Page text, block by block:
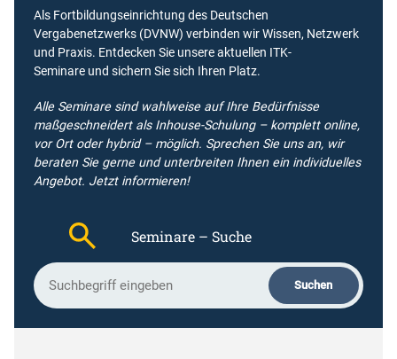
Als Fortbildungseinrichtung des Deutschen
Vergabenetzwerks (DVNW) verbinden wir Wissen, Netzwerk
und Praxis. Entdecken Sie unsere aktuellen ITK-
Seminare und sichern Sie sich Ihren Platz.
Alle Seminare sind wahlweise auf Ihre Bedürfnisse
maßgeschneidert als Inhouse-Schulung – komplett online,
vor Ort oder hybrid – möglich. Sprechen Sie uns an, wir
beraten Sie gerne und unterbreiten Ihnen ein individuelles
Angebot. Jetzt informieren!
Seminare – Suche
S
h
Suchen